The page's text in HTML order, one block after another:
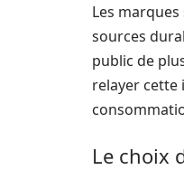
Les
sources
public de
relayer cette
Le choix